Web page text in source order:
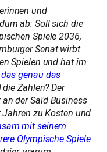
und
ab: Soll sich die
Spiele 2036,
Senat wirbt
Spielen und hat im
genau das
Zahlen? Der
der Saïd Business
zu Kosten und
mit seinem
Olympische Spiele